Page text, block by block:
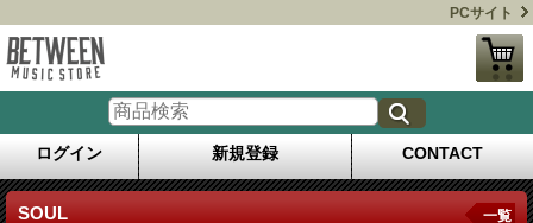
PCサイト
ログイン 新規登録 CONTACT
SOUL 一覧